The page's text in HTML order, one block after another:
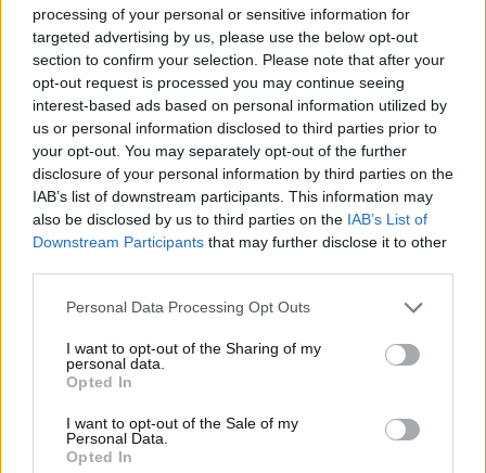
processing of your personal or sensitive information for
targeted advertising by us, please use the below opt-out
section to confirm your selection. Please note that after your
opt-out request is processed you may continue seeing
interest-based ads based on personal information utilized by
us or personal information disclosed to third parties prior to
your opt-out. You may separately opt-out of the further
disclosure of your personal information by third parties on the
IAB’s list of downstream participants. This information may
also be disclosed by us to third parties on the IAB’s List of
Downstream Participants that may further disclose it to other
Personal Data Processing Opt Outs
I want to opt-out of the Sharing of my
personal data.
Opted In
I want to opt-out of the Sale of my
Personal Data.
Opted In
in Italia.
Tiger Six un nome che
presto sarà molto
conosciuto
La Six è un SUV costruitocon l’appoggio del
colosso italianodi Macchia d’Isernia DR
Automobiles dall’azienda Tiger, un costruttore
originariamente orientato sul campo delle super
leggere fondato da Jim Dudley tanti anni fa che ad
dai veicoli che lo hanno resto celebre, lungo 4,62
metri, dotato di cinque porte e di un motore 1.5